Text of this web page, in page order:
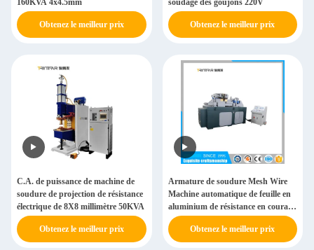
160KVA 4x4.5mm
Obtenez le meilleur prix
soudage des goujons 220V
Obtenez le meilleur prix
C.A. de puissance de machine de
soudure de projection de résistance
électrique de 8X8 millimètre 50KVA
Obtenez le meilleur prix
Armature de soudure Mesh Wire
Machine automatique de feuille en
aluminium de résistance en courant
alternatif
Obtenez le meilleur prix